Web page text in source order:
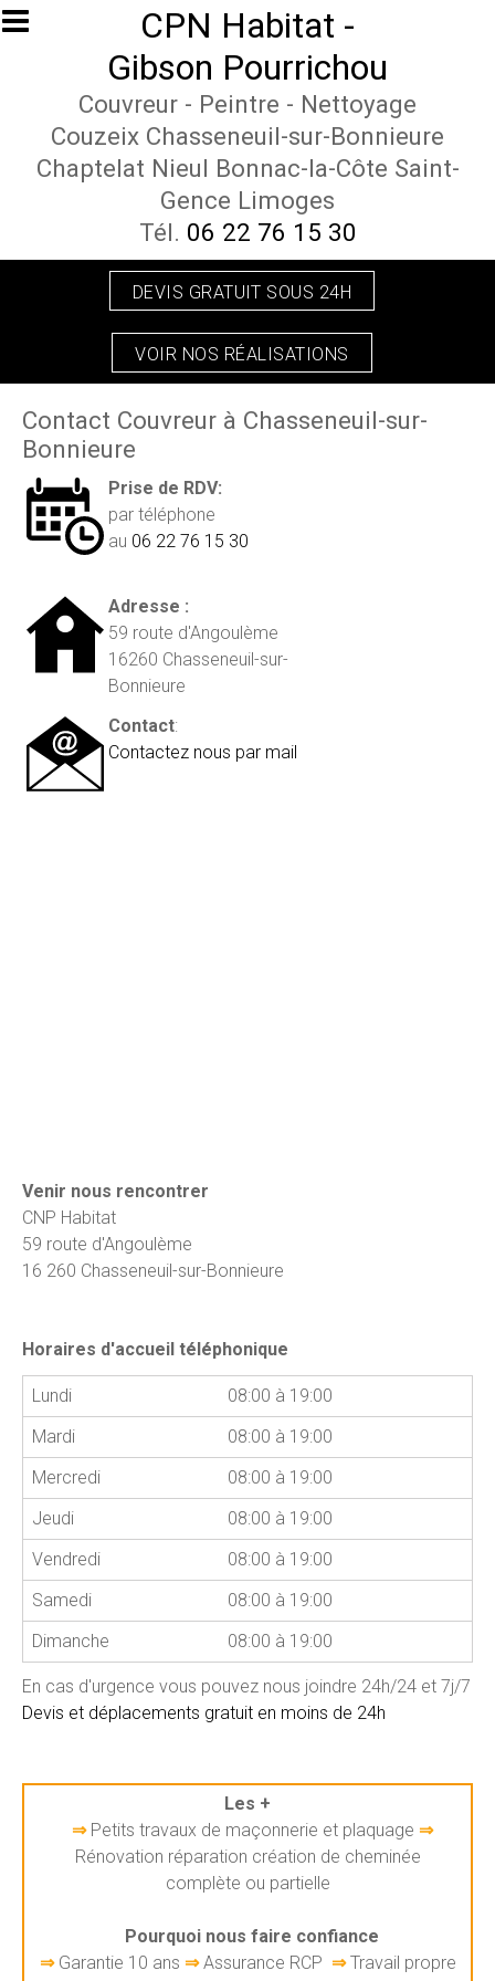
Aller au contenu principalCPN Habitat -
Gibson Pourrichou
Couvreur - Peintre - Nettoyage
Couzeix Chasseneuil-sur-Bonnieure
Chaptelat Nieul Bonnac-la-Côte Saint-
Gence Limoges
Tél. 06 22 76 15 30
DEVIS GRATUIT SOUS 24H
VOIR NOS RÉALISATIONS
Contact Couvreur à Chasseneuil-sur-
Bonnieure
Prise de RDV:
par téléphone
au 06 22 76 15 30
Adresse :
59 route d'Angoulème
16260 Chasseneuil-sur-
Bonnieure
Contact:
Contactez nous par mail
Venir nous rencontrer
CNP Habitat
59 route d'Angoulème
16 260 Chasseneuil-sur-Bonnieure
Horaires d'accueil téléphonique
Lundi
08:00 à 19:00
Mardi
08:00 à 19:00
Mercredi
08:00 à 19:00
Jeudi
08:00 à 19:00
Vendredi
08:00 à 19:00
Samedi
08:00 à 19:00
Dimanche
08:00 à 19:00
En cas d'urgence vous pouvez nous joindre 24h/24 et 7j/7
Devis et déplacements gratuit en moins de 24h
Les +
⇒ Petits travaux de maçonnerie et plaquage ⇒
Rénovation réparation création de cheminée
complète ou partielle
Pourquoi nous faire confiance
⇒ Garantie 10 ans ⇒Assurance RCP ⇒Travail propre